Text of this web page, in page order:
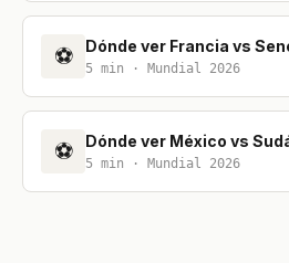
⚽ Dónde ver Francia vs
5 min · Mundial 2026
⚽ Dónde ver México vs
5 min · Mundial 2026